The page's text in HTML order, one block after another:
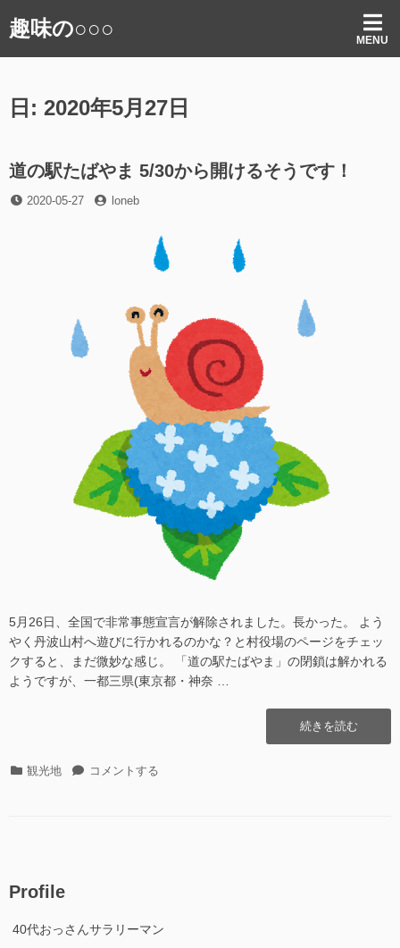
ン
ッ
趣味の○○○ MENU
日: 2020年5月27日
道の駅たばやま 5/30から開けるそうです！
投
2020-05-27
投loneb
5月26日、全国で非常事態宣言が解除されました。長かった。 よう
やく丹波山村へ遊びに行かれるのかな？と村役場のページをチェッ
クすると、まだ微妙な感じ。 「道の駅たばやま」の閉鎖は解かれる
ようですが、一都三県(東京都・神奈 …
“道
の
続きを読む
カ 観光地
道
ら
コメントする
Profile
40代おっさんサラリーマン